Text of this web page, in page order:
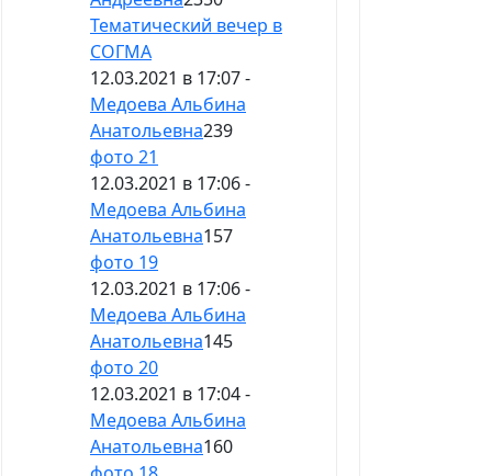
Тематический вечер в
СОГМА
12.03.2021 в 17:07 -
Медоева Альбина
Анатольевна239
фото 21
12.03.2021 в 17:06 -
Медоева Альбина
Анатольевна157
фото 19
12.03.2021 в 17:06 -
Медоева Альбина
Анатольевна145
фото 20
12.03.2021 в 17:04 -
Медоева Альбина
Анатольевна160